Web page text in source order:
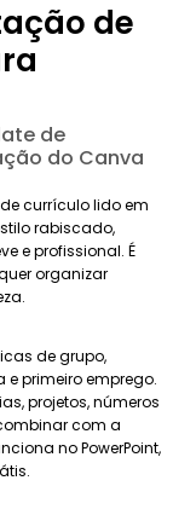
de
de
do Canva
currículo lido em
rabiscado,
e profissional. É
organizar
de grupo,
primeiro emprego.
projetos, números
com a
no PowerPoint,